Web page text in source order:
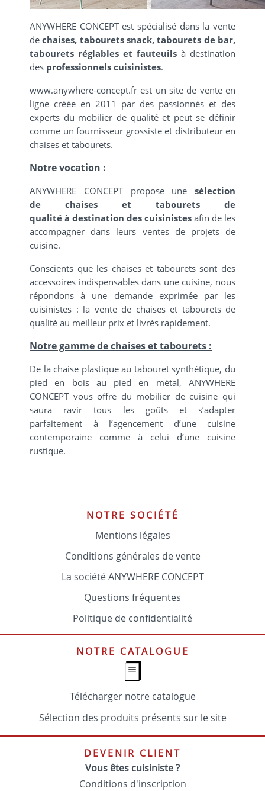
ANYWHERE CONCEPT est spécialisé dans la vente
dechaises, tabourets snack, tabourets de bar,
tabourets réglables et fauteuils à destination
des professionnels cuisinistes.
www.anywhere-concept.fr est un site de vente en
ligne créée en 2011 par des passionnés et des
experts du mobilier de qualité et peut se définir
comme un fournisseur grossiste et distributeur en
chaises et tabourets.
Notre vocation :
ANYWHERE CONCEPTpropose une sélection
de chaises et tabourets de
qualité à destination des cuisinistes afin de les
accompagner dans leurs ventes de projets de
cuisine.
Conscients que les chaises et tabourets sont des
accessoires indispensables dans une cuisine, nous
répondons à une demande exprimée par les
cuisinistes : la vente de chaises et tabourets de
qualité au meilleur prix et livrés rapidement.
Notre gamme de chaises et tabourets :
De la chaise plastique au tabouret synthétique, du
pied en bois au pied en métal, ANYWHERE
CONCEPTvous offre du mobilier de cuisine qui
saura ravir tous les goûts et s’adapter
parfaitement à l’agencement d’une cuisine
contemporaine comme à celui d’une cuisine
rustique.
NOTRE SOCIÉTÉ
Mentions légales
Conditions générales de vente
La société ANYWHERE CONCEPT
Questions fréquentes
Politique de confidentialité
NOTRE CATALOGUE
Télécharger notre catalogue
Sélection des produits présents sur le site
DEVENIR CLIENT
Vous êtes cuisiniste ?
Conditions d'inscription